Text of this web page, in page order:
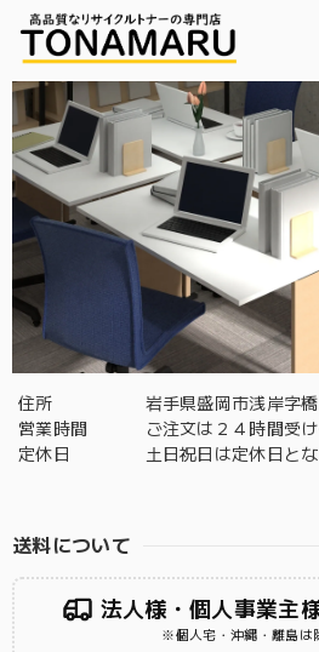
住所
岩手県盛岡市浅岸字
営業時間
ご注文は２４時間受
定休日
土日祝日は定休日と
送料について
法人様・個人事業主
※個人宅・沖縄・離島は